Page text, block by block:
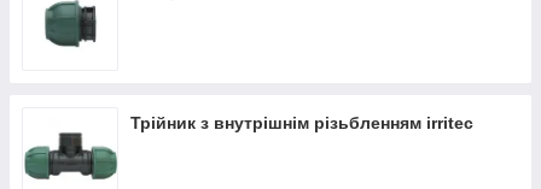
Трійник з внутрішнім різьбленням irritec